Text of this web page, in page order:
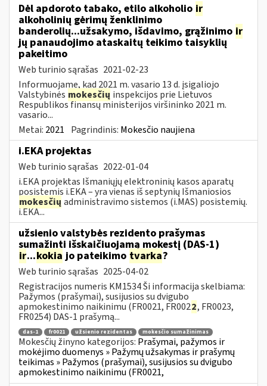
Dėl apdoroto tabako, etilo alkoholio ir
alkoholinių gėrimų ženklinimo
banderolių...užsakymo, išdavimo, grąžinimo ir
jų panaudojimo ataskaitų teikimo taisyklių
pakeitimo
Web turinio sąrašas 2021-02-23
Informuojame, kad 2021 m. vasario 13 d. įsigaliojo
Valstybinės mokesčių inspekcijos prie Lietuvos
Respublikos finansų ministerijos viršininko 2021 m.
vasario...
Metai: 2021 Pagrindinis: Mokesčio naujiena
i.EKA projektas
Web turinio sąrašas 2022-01-04
i.EKA projektas Išmaniųjų elektroninių kasos aparatų
posistemis i.EKA – yra vienas iš septynių Išmaniosios
mokesčių administravimo sistemos (i.MAS) posistemių.
i.EKA...
užsienio valstybės rezidento prašymas
sumažinti išskaičiuojamą mokestį (DAS-1)
ir...kokia jo pateikimo tvarka?
Web turinio sąrašas 2025-04-02
Registracijos numeris KM1534 Ši informacija skelbiama:
Pažymos (prašymai), susijusios su dvigubo
apmokestinimo naikinimu (FR0021, FR0022, FR0023,
FR0254) DAS-1 prašymą...
das-1 fr0021 užsienio rezidentas mokesčio sumažinimas
Mokesčių žinyno kategorijos: Prašymai, pažymos ir
mokėjimo duomenys » Pažymų užsakymas ir prašymų
teikimas » Pažymos (prašymai), susijusios su dvigubo
apmokestinimo naikinimu (FR0021,